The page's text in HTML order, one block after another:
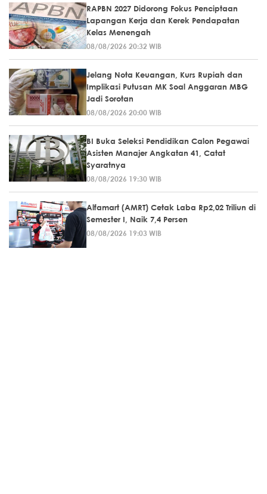
RAPBN 2027 Didorong Fokus Penciptaan
Lapangan Kerja dan Kerek Pendapatan
Kelas Menengah
08/08/2026 20:32 WIB
Jelang Nota Keuangan, Kurs Rupiah dan
Implikasi Putusan MK Soal Anggaran MBG
Jadi Sorotan
08/08/2026 20:00 WIB
BI Buka Seleksi Pendidikan Calon Pegawai
Asisten Manajer Angkatan 41, Catat
Syaratnya
08/08/2026 19:30 WIB
Alfamart (AMRT) Cetak Laba Rp2,02 Triliun di
Semester I, Naik 7,4 Persen
08/08/2026 19:03 WIB